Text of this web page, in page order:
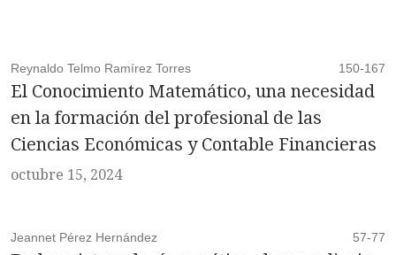
Reynaldo Telmo Ramírez Torres 150-167
El Conocimiento Matemático, una necesidad
en la formación del profesional de las
Ciencias Económicas y Contable Financieras
octubre 15, 2024
Jeannet Pérez Hernández 57-77